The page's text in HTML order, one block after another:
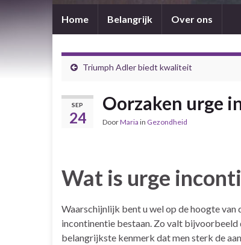
Home Belangrijk Over ons
Triumph Adler biedt kwaliteit
SEP
24
Oorzaken urge
DoorMaria in Gezondheid
Wat is urge
Waarschijnlijk bent u wel op de hoogte
incontinentie bestaan. Zo valt bijvoorbeeld
belangrijkste kenmerk dat men sterk de